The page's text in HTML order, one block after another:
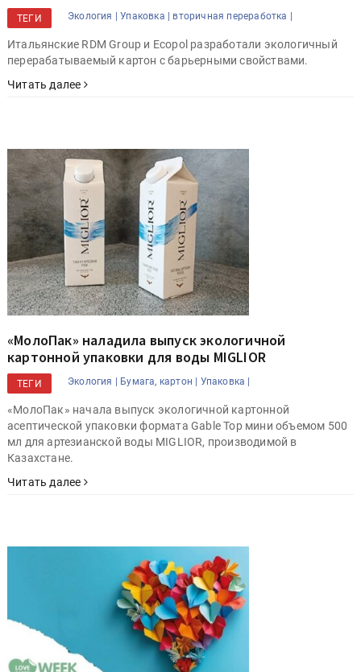
ТЕГИ Экология | Упаковка | вторичная переработка |
Итальянские RDM Group и Ecopol разработали экологичный
перерабатываемый картон с барьерными свойствами.
Читать далее
«МолоПак» наладила выпуск экологичной
картонной упаковки для воды MIGLIOR
ТЕГИ Экология | Бумага, картон | Упаковка |
«МолоПак» начала выпуск экологичной картонной
асептической упаковки формата Gable Top мини объемом 500
мл для артезианской воды MIGLIOR, производимой в
Казахстане.
Читать далее